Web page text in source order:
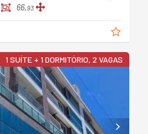
66,93
1 SUÍTE + 1 DORMITÓRIO, 2 VAGAS